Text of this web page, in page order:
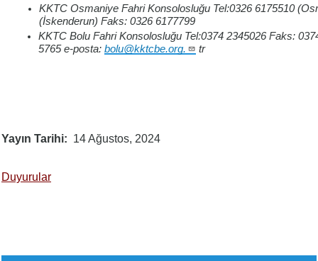
KKTC Osmaniye Fahri Konsolosluğu Tel:0326 6175510
(İskenderun) Faks: 0326 6177799
KKTC Bolu Fahri Konsolosluğu Tel:0374 2345026 Faks:
5765e-posta: bolu@kktcbe.org. tr
Yayın Tarihi 14 Ağustos, 2024
Duyurular